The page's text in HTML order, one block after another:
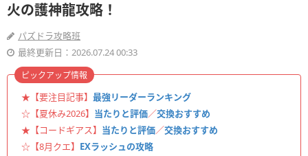
火の護神龍攻略！
パズドラ攻略班
最終更新日：2026.07.24 00:33
★【要注目記事】 最強リーダーランキング
☆【夏休み2026】 当たりと評価／交換おすすめ
★【コードギアス】 当たりと評価／交換おすすめ
☆【8月クエ】 EXラッシュの攻略
ピックアップ情報